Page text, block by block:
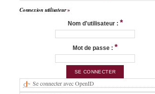
Connexion utilisateur
Nom d'utilisateur : *
Mot de passe : *
Se connecter avec OpenID